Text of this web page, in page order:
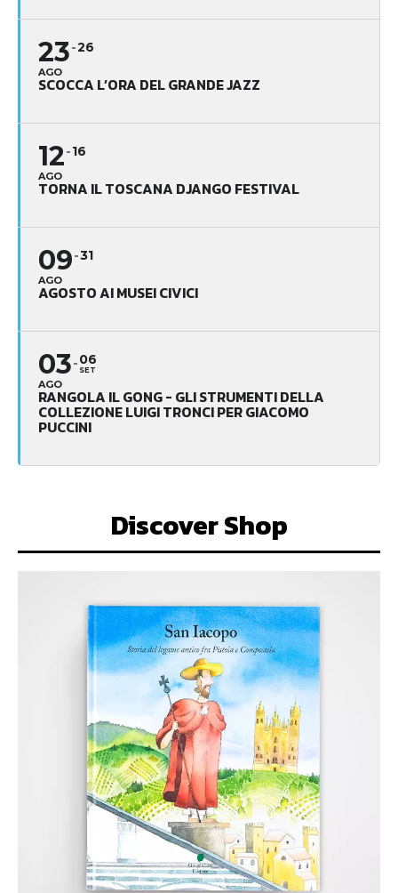
23
AGO
26
SCOCCA L’ORA DEL GRANDE JAZZ
12
AGO
16
TORNA IL TOSCANA DJANGO FESTIVAL
09
AGO
31
AGOSTO AI MUSEI CIVICI
03
AGO
06
SET
RANGOLA IL GONG - GLI STRUMENTI DELLA
COLLEZIONE LUIGI TRONCI PER GIACOMO
PUCCINI
Discover Shop